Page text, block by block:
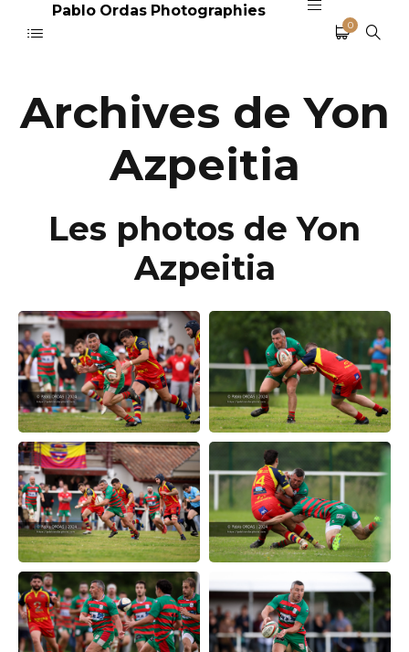
Pablo Ordas Photographies
0
Archives de Yon
Azpeitia
Les photos de Yon
Azpeitia